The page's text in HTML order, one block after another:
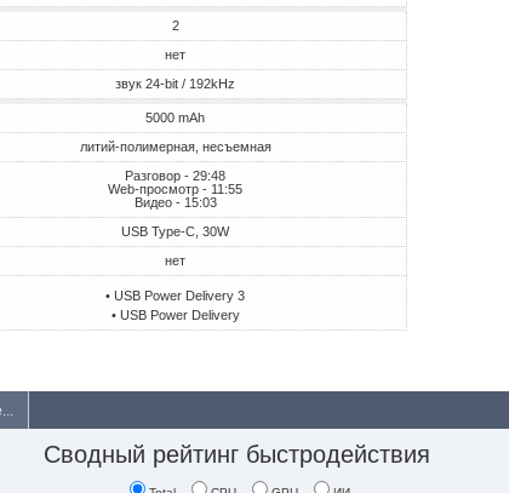
2
нет
звук 24-bit / 192kHz
5000 mAh
литий-полимерная, несъемная
Разговор - 29:48
Web-просмотр - 11:55
Видео - 15:03
USB Type-C, 30W
нет
• USB Power Delivery 3
• USB Power Delivery
Сводный рейтинг быстродействия